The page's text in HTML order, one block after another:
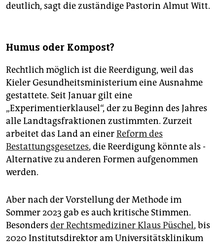
deutlich, sagt die zuständige Pastorin Almut Witt.
Humus oder Kompost?
Rechtlich möglich ist die Reerdigung, weil das
Kieler Gesundheitsministerium eine Ausnahme
gestattete. Seit Januar gilt eine
„Experimentierklausel“, der zu Beginn des Jahres
alle Landtagsfraktionen zustimmten. Zurzeit
arbeitet das Land an einerReform des
Bestattungsgesetzes, die Reerdigung könnte als ­
Alternative zu anderen Formen aufgenommen
werden.
Aber nach der Vorstellung der Methode im
Sommer 2023 gab es auch kritische Stimmen.
Besonders der Rechtsmediziner Klaus Püschel, bis
2020 Institutsdirektor am Universitätsklinikum